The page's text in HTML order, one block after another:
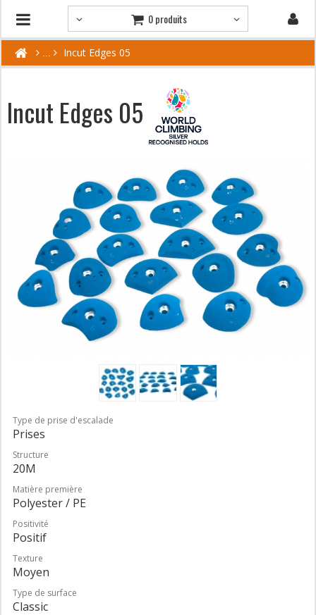
0 produits
Incut Edges 05
Incut Edges 05
Type de prise d'escalade
Prises
Structure
20M
Matière première
Polyester / PE
Positivité
Positif
Texture
Moyen
Type de surface
Classic